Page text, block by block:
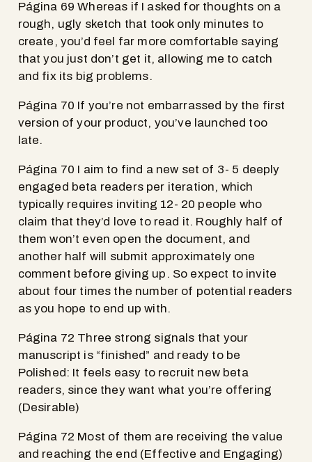
Página 69 Whereas if I asked for thoughts on a
rough, ugly sketch that took only minutes to
create, you’d feel far more comfortable saying
that you just don’t get it, allowing me to catch
and fix its big problems.
Página 70 If you’re not embarrassed by the first
version of your product, you’ve launched too
late.
Página 70 I aim to find a new set of 3- 5 deeply
engaged beta readers per iteration, which
typically requires inviting 12- 20 people who
claim that they’d love to read it. Roughly half of
them won’t even open the document, and
another half will submit approximately one
comment before giving up. So expect to invite
about four times the number of potential readers
as you hope to end up with.
Página 72 Three strong signals that your
manuscript is “finished” and ready to be
Polished: It feels easy to recruit new beta
readers, since they want what you’re offering
(Desirable)
Página 72 Most of them are receiving the value
and reaching the end (Effective and Engaging)